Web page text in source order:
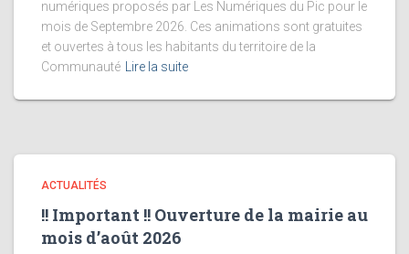
numériques proposés par Les Numériques du Pic pour le
mois de Septembre 2026. Ces animations sont gratuites
et ouvertes à tous les habitants du territoire de la
Communauté
Lire la suite
ACTUALITÉS
!! Important !! Ouverture de la mairie au
mois d’août 2026